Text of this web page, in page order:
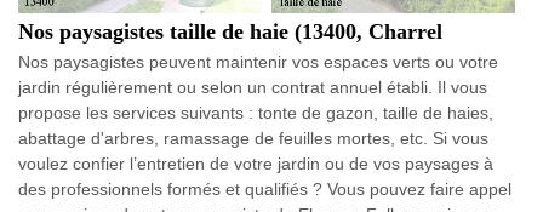
Nos paysagistes taille de haie (13400, Charrel
Nos paysagistes peuvent maintenir vos espaces verts ou votre
jardin régulièrement ou selon un contrat annuel établi. Il vous
propose les services suivants : tonte de gazon, taille de haies,
abattage d'arbres, ramassage de feuilles mortes, etc. Si vous
voulez confier l’entretien de votre jardin ou de vos paysages à
des professionnels formés et qualifiés ? Vous pouvez faire appel